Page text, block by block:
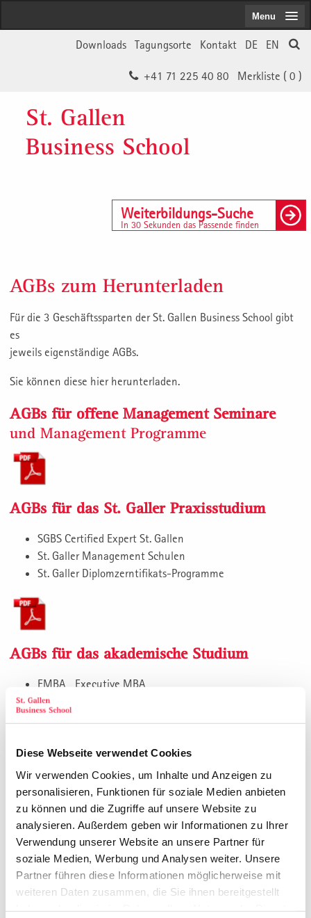
Diese Webseite verwendet Cookies
Wir verwenden Cookies, um Inhalte und Anzeigen zu
personalisieren, Funktionen für soziale Medien anbieten
zu können und die Zugriffe auf unsere Website zu
analysieren. Außerdem geben wir Informationen zu Ihrer
Verwendung unserer Website an unsere Partner für
soziale Medien, Werbung und Analysen weiter. Unsere
Partner führen diese Informationen möglicherweise mit
weiteren Daten zusammen, die Sie ihnen bereitgestellt
EN
DE
Kontakt
Tagungsorte
Downloads
Merkliste ( 0 )
+41 71 225 40 80
St. Gallen
Business School
Weiterbildungs-Suche
In 30 Sekunden das Passende finden
Menu
AGBs zum Herunterladen
Für die 3 Geschäftssparten der St. Gallen Business School gibt
es
jeweils eigenständige AGBs.
Sie können diese hier herunterladen.
AGBs für offene Management Seminare
und Management Programme
AGBs für das St. Galler Praxisstudium
SGBS Certified Expert St. Gallen
St. Galler Management Schulen
St. Galler Diplomzerntifikats-Programme
AGBs für das akademische Studium
EMBA
Executive MBA
MBA
AGBs für firmenspezifische Projekte
Inhouse, firmenspezifische Management Weiterbildung
Workshops, Coaching, Action Learning
Personalisierte Management Weiterbildung
Management Consulting, Unternehmensberatung